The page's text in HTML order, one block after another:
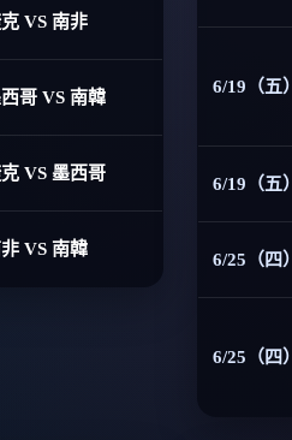
VS 南非
哥 VS 南韓
VS 墨西哥
VS 南韓
6/19（五）
6/19（五）
6/25（四）
6/25（四）